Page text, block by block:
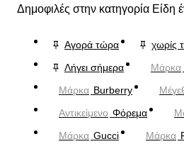
Δημοφιλές στην κατηγορία Είδη
Αγορά τώρα
χωρίς
Λήγει σήμερα
Μάρκα
Μάρκα Burberry
Αντικείμενο Φόρεμα
Μάρκα Gucci Μάρκα